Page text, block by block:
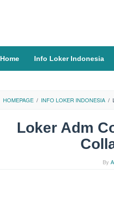
Home Info Loker Indonesia
HOMEPAGE / INFO LOKER INDONESIA /
Loker Adm
By